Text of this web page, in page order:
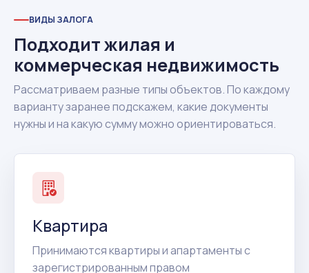
ВИДЫ ЗАЛОГА
Подходит жилая и
коммерческая недвижимость
Рассматриваем разные типы объектов. По каждому
варианту заранее подскажем, какие документы
нужны и на какую сумму можно ориентироваться.
Квартира
Принимаются квартиры и апартаменты с
зарегистрированным правом